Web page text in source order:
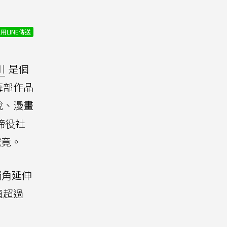
用LINE傳送
是個
作品
漫畫
役社
。
延伸
過